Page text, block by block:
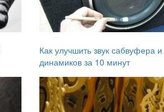
Как улучшить звук сабвуфера и
динамиков за 10 минут